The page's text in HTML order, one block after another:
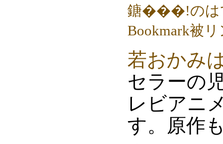
若おかみ
セラーの
レビアニ
す。原作